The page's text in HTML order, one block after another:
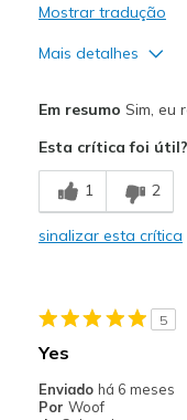
Mostrar tradução
Mais detalhes
Melhores utilizações
Casual Wear
Em resumo Sim, eu
Esta crítica foi útil?
1 2
sinalizar esta crítica
5
Yes
Enviado há 6 meses
Por Woof